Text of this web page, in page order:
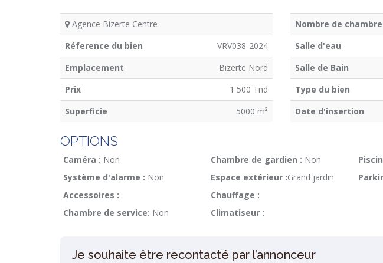
Agence Bizerte Centre
Réference du bien
VRV038-2024
Emplacement
Bizerte Nord
Prix
1 500 Tnd
Superficie
5000 m²
Nombre de
Salle d'eau
Salle de Bain
Type du bien
Date d'insertion
OPTIONS
Caméra : Non
Système d'alarme : Non
Accessoires :
Chambre de service: Non
Chambre de gardien : Non
Espace extérieur :Grand jardin
Chauffage :
Climatiseur :
Je souhaite être recontacté par l’annonceur